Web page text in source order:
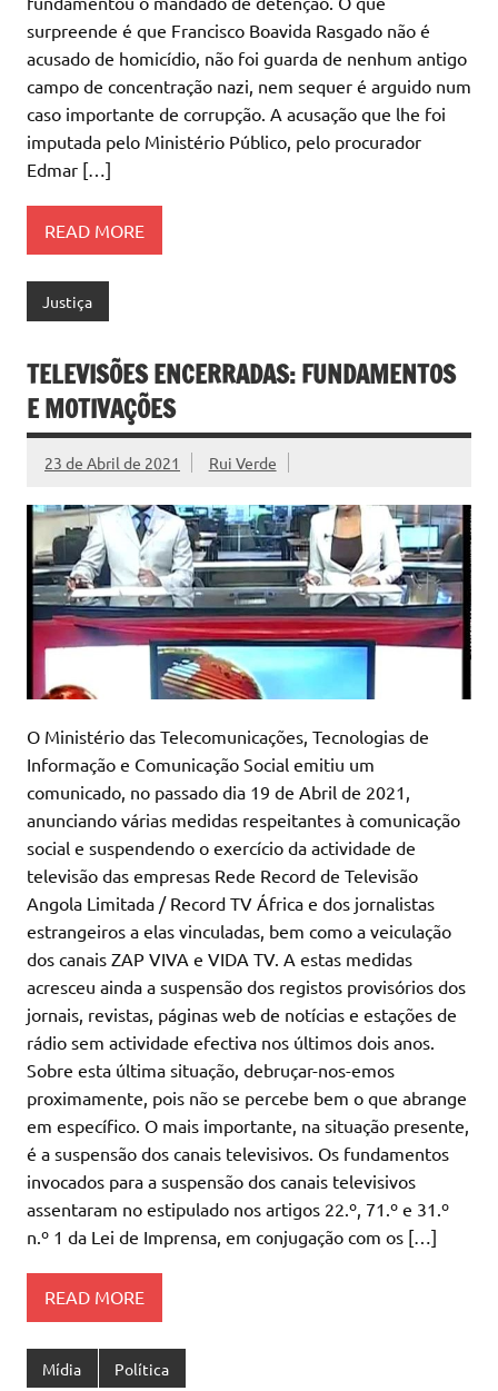
surpreende é que Francisco Boavida Rasgado não é
acusado de homicídio, não foi guarda de nenhum antigo
campo de concentração nazi, nem sequer é arguido num
caso importante de corrupção. A acusação que lhe foi
imputada pelo Ministério Público, pelo procurador
Edmar […]
READ MORE
Justiça
TELEVISÕES ENCERRADAS: FUNDAMENTOS
E MOTIVAÇÕES
23 de Abril de 2021 Rui Verde
O Ministério das Telecomunicações, Tecnologias de
Informação e Comunicação Social emitiu um
comunicado, no passado dia 19 de Abril de 2021,
anunciando várias medidas respeitantes à comunicação
social e suspendendo o exercício da actividade de
televisão das empresas Rede Record de Televisão
Angola Limitada / Record TV África e dos jornalistas
estrangeiros a elas vinculadas, bem como a veiculação
dos canais ZAP VIVA e VIDA TV. A estas medidas
acresceu ainda a suspensão dos registos provisórios dos
jornais, revistas, páginas web de notícias e estações de
rádio sem actividade efectiva nos últimos dois anos.
Sobre esta última situação, debruçar-nos-emos
proximamente, pois não se percebe bem o que abrange
em específico. O mais importante, na situação presente,
é a suspensão dos canais televisivos. Os fundamentos
invocados para a suspensão dos canais televisivos
assentaram no estipulado nos artigos 22.º, 71.º e 31.º
n.º 1 da Lei de Imprensa, em conjugação com os […]
READ MORE
Mídia Política